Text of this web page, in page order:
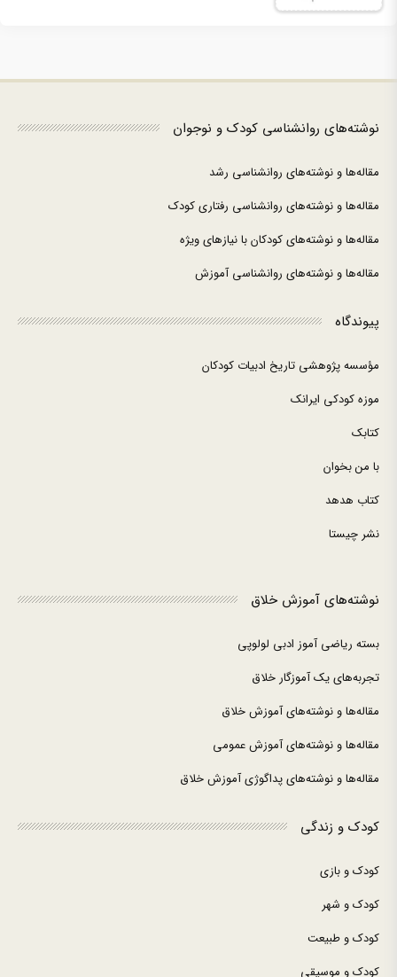
نوشته‌های روانشناسی کودک و نوجوان
مقاله‌ها و نوشته‌های روانشناسی رشد
مقاله‌ها و نوشته‌های روانشناسی رفتاری کودک
مقاله‌ها و نوشته‌های کودکان با نیازهای ویژه
مقاله‌ها و نوشته‌های روانشناسی آموزش
پیوندگاه
مؤسسه پژوهشی تاریخ ادبیات کودکان
موزه کودکی ایرانک
کتابک
با من بخوان
کتاب هدهد
نشر چیستا
نوشته‌های آموزش خلاق
بسته ریاضی آموز ادبی لولوپی
تجربه‌های یک آموزگار خلاق
مقاله‌ها و نوشته‌های آموزش خلاق
مقاله‌ها و نوشته‌های آموزش عمومی
مقاله‌ها و نوشته‌های پداگوژی آموزش خلاق
کودک و زندگی
کودک و بازی
کودک و شهر
کودک و طبیعت
کودک و موسیقی